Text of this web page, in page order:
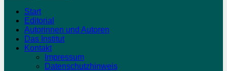
Start
Editorial
Autorinnen und Autoren
Das Institut
Kontakt
Impressum
Datenschutzhinweis